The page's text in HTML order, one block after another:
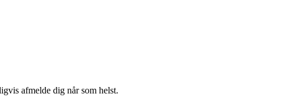
afmelde dig når som helst.